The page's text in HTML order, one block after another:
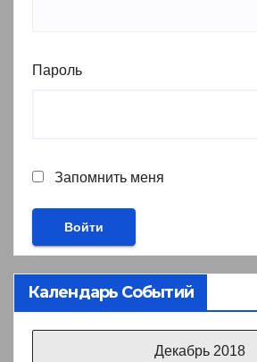
Пароль
Запомнить меня
Календарь Событий
Декабрь 2018